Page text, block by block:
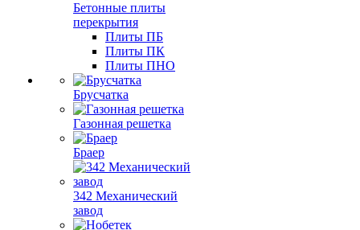
Бетонные плиты
перекрытия
Плиты ПБ
Плиты ПК
Плиты ПНО
Брусчатка
Газонная решетка
Браер
342 Механический
завод